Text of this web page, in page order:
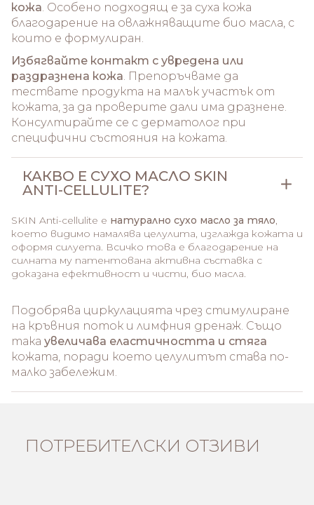
кожа. Особено подходящ е за суха кожа
благодарение на овлажняващите био масла, с
които е формулиран.
Избягвайте контакт с увредена или
раздразнена кожа. Препоръчваме да
тествате продукта на малък участък от
кожата, за да проверите дали има дразнене.
Консултирайте се с дерматолог при
специфични състояния на кожата.
КАКВО Е СУХО МАСЛО SKIN
ANTI-CELLULITE?
SKIN Anti-cellulite е натурално сухо масло за тяло,
което видимо намалява целулита, изглажда кожата и
оформя силуета. Всичко това е благодарение на
силната му патентована активна съставка с
доказана ефективност и чисти, био масла.
Подобрява циркулацията чрез стимулиране
на кръвния поток и лимфния дренаж. Също
така увеличава еластичността и стяга
кожата, поради което целулитът става по-
малко забележим.
ПОТРЕБИТЕЛСКИ ОТЗИВИ